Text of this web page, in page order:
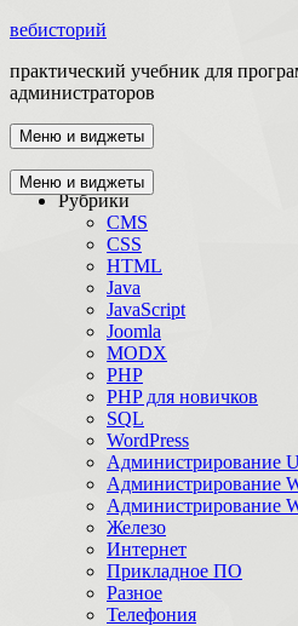
вебисторий
практический учебник для
администраторов
Меню и виджеты
Главная
Рубрики
CMS
CSS
HTML
Java
JavaScript
Joomla
MODX
PHP
PHP для новичков
SQL
WordPress
Администрирование
Администрирование
Администрирование
Железо
Интернет
Прикладное ПО
Разное
Телефония
Меню и виджеты